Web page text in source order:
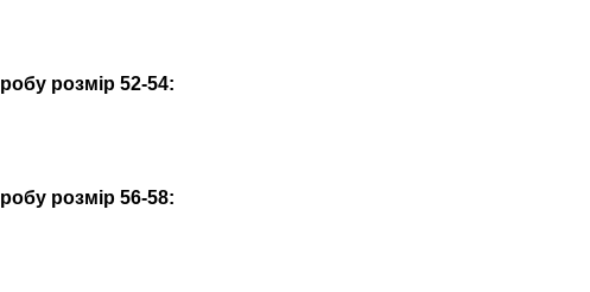
розмір 52-54:
розмір 56-58: